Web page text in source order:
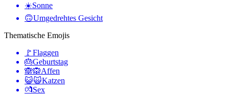
☀️Sonne
🙃Umgedrehtes Gesicht
Thematische Emojis
🚩Flaggen
🎂Geburtstag
🙈🙉Affen
😺🙀Katzen
💏Sex